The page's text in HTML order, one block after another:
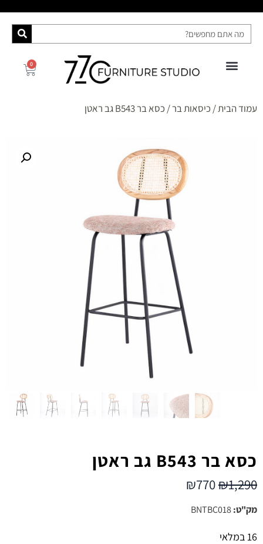
0
עמוד הבית/ כיסאות בר/ כסא בר B543 גב ראטן
כסא בר B543 גב ראטן
₪1,290
₪770
מק"ט:BNTBC018
16 במלאי